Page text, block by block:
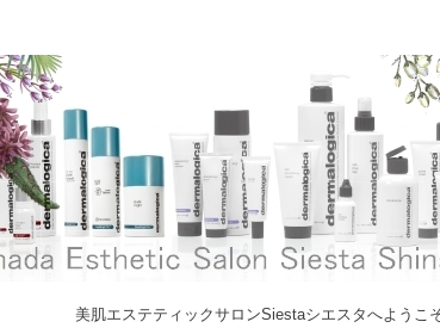
美肌エステティックサロンSiestaシエスタへようこそ